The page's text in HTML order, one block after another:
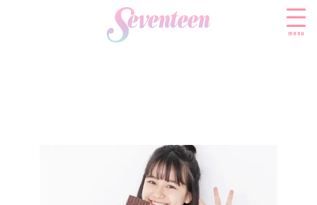
menu
ファッションニュース
ビューティニュース